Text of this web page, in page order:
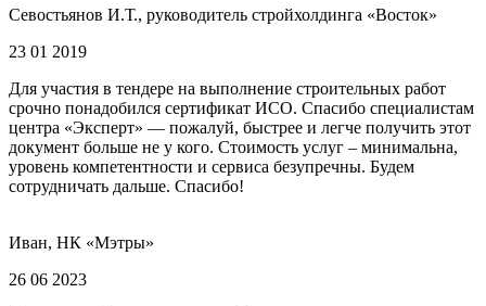
Севостьянов И.Т., руководитель стройхолдинга «Восток»
23 01 2019
Для участия в тендере на выполнение строительных работ
срочно понадобился сертификат ИСО. Спасибо специалистам
центра «Эксперт» — пожалуй, быстрее и легче получить этот
документ больше не у кого. Стоимость услуг – минимальна,
уровень компетентности и сервиса безупречны. Будем
сотрудничать дальше. Спасибо!
Иван, НК «Мэтры»
26 06 2023